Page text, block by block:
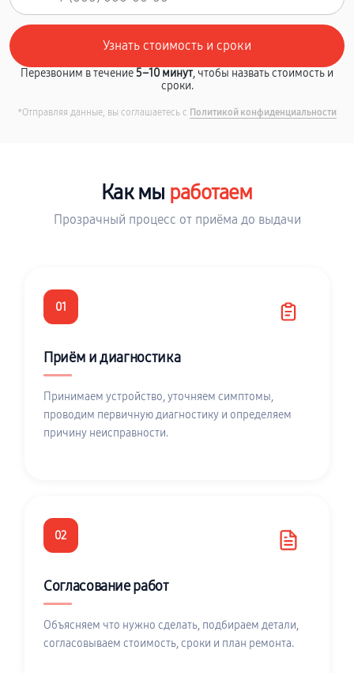
Перезвоним в течение5–10 минут, чтобы назвать стоимость и
сроки.
*Отправляя данные, вы соглашаетесь с Политикой конфиденциальности
Как мы работаем
Прозрачный процесс от приёма до выдачи
01
Приём и диагностика
Принимаем устройство, уточняем симптомы,
проводим первичную диагностику и определяем
причину неисправности.
02
Согласование работ
Объясняем что нужно сделать, подбираем детали,
согласовываем стоимость, сроки и план ремонта.